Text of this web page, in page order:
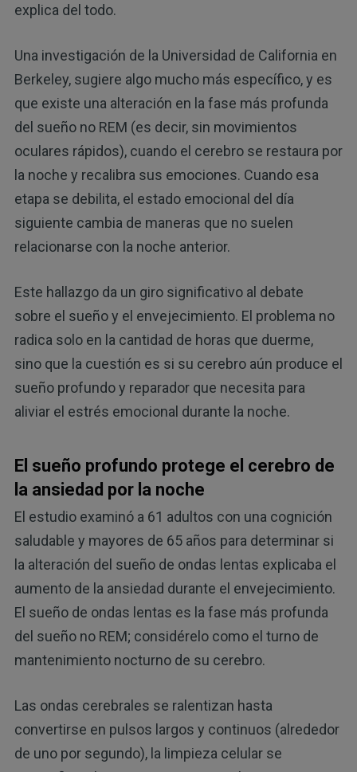
explica del todo.
Una investigación de la Universidad de California en
Berkeley, sugiere algo mucho más específico, y es
que existe una alteración en la fase más profunda
del sueño no REM (es decir, sin movimientos
oculares rápidos), cuando el cerebro se restaura por
la noche y recalibra sus emociones. Cuando esa
etapa se debilita, el estado emocional del día
siguiente cambia de maneras que no suelen
relacionarse con la noche anterior.
Este hallazgo da un giro significativo al debate
sobre el sueño y el envejecimiento. El problema no
radica solo en la cantidad de horas que duerme,
sino que la cuestión es si su cerebro aún produce el
sueño profundo y reparador que necesita para
aliviar el estrés emocional durante la noche.
El sueño profundo protege el cerebro de
la ansiedad por la noche
El estudio examinó a 61 adultos con una cognición
saludable y mayores de 65 años para determinar si
la alteración del sueño de ondas lentas explicaba el
aumento de la ansiedad durante el envejecimiento.
El sueño de ondas lentas es la fase más profunda
del sueño no REM; considérelo como el turno de
mantenimiento nocturno de su cerebro.
Las ondas cerebrales se ralentizan hasta
convertirse en pulsos largos y continuos (alrededor
de uno por segundo), la limpieza celular se